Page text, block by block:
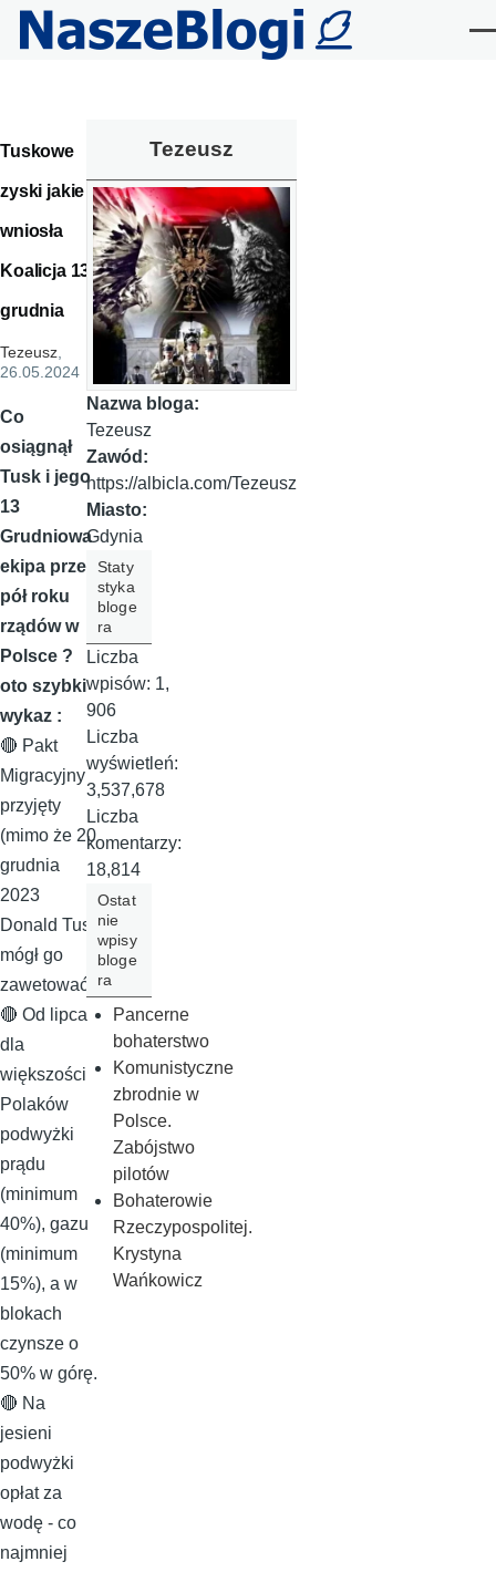
Przejdź do treści
Tuskowe
zyski jakie
wniosła
Koalicja 13
grudnia
Tezeusz,
26.05.2024
Co
osiągnął
Tusk i jego
13
Grudniowa
ekipa przez
pół roku
rządów w
Polsce ?
oto szybki
wykaz :
🔴 Pakt
Migracyjny
przyjęty
(mimo że 20
grudnia
2023
Donald Tusk
mógł go
zawetować).
🔴 Od lipca
dla
większości
Polaków
podwyżki
prądu
(minimum
40%), gazu
(minimum
15%), a w
blokach
czynsze o
50% w górę.
🔴 Na
jesieni
podwyżki
opłat za
wodę - co
najmniej
Tezeusz
Nazwa bloga:
Tezeusz
Zawód:
https://albicla.com/Tezeusz
Miasto:
Gdynia
Staty
styka
bloge
ra
Liczba
wpisów: 1,
906
Liczba
wyświetleń:
3,537,678
Liczba
komentarzy:
18,814
Ostat
nie
wpisy
bloge
ra
Pancerne
bohaterstwo
Komunistyczne
zbrodnie w
Polsce.
Zabójstwo
pilotów
Bohaterowie
Rzeczypospolitej.
Krystyna
Wańkowicz